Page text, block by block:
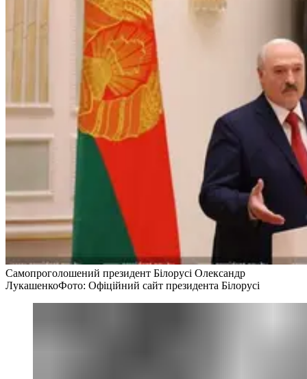
Самопроголошений президент Білорусі Олександр
ЛукашенкоФото: Офіційний сайт президента Білорусі